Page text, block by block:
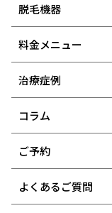
脱毛機器
料金メニュー
治療症例
コラム
ご予約
よくあるご質問